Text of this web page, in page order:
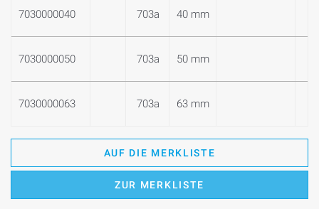
7030000040 703a 40 mm
7030000050 703a 50 mm
7030000063 703a 63 mm
AUF DIE MERKLISTE
ZUR MERKLISTE